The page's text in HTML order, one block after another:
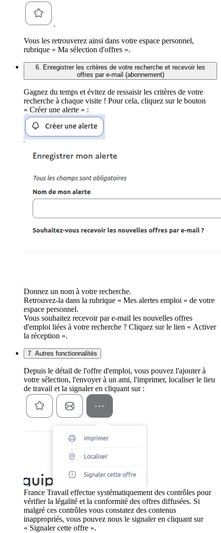
.
Vous les retrouverez ainsi dans votre espace personnel,
rubrique « Ma sélection d'offres ».
6. Enregistrer les critères de votre recherche et recevoir les
offres par e-mail (abonnement)
Gagnez du temps et évitez de ressaisir les critères de votre
recherche à chaque visite ! Pour cela, cliquez sur le bouton
« Créer une alerte » :
Donnez un nom à votre recherche.
Retrouvez-la dans la rubrique « Mes alertes emploi » de votre
espace personnel.
Vous souhaitez recevoir par e-mail les nouvelles offres
d'emploi liées à votre recherche ? Cliquez sur le lien « Activer
la réception ».
7. Autres fonctionnalités
Depuis le détail de l'offre d'emploi, vous pouvez l'ajouter à
votre sélection, l'envoyer à un ami, l'imprimer, localiser le lieu
de travail et la signaler en cliquant sur :
France Travail effectue systématiquement des contrôles pour
vérifier la légalité et la conformité des offres diffusées. Si
malgré ces contrôles vous constatez des contenus
inappropriés, vous pouvez nous le signaler en cliquant sur
« Signaler cette offre ».